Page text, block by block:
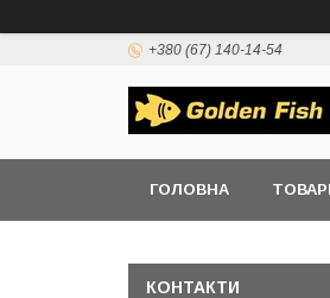
+380 (67) 140-14-54
ГОЛОВНА
КОНТАКТИ